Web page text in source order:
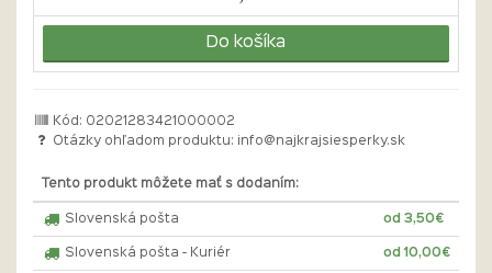
Do košíka
Kód: 02021283421000002
Otázky ohľadom produktu:
info@najkrajsiesperky.sk
Tento produkt môžete mať s dodaním:
Slovenská pošta od 3,50€
Slovenská pošta - Kuriér od 10,00€